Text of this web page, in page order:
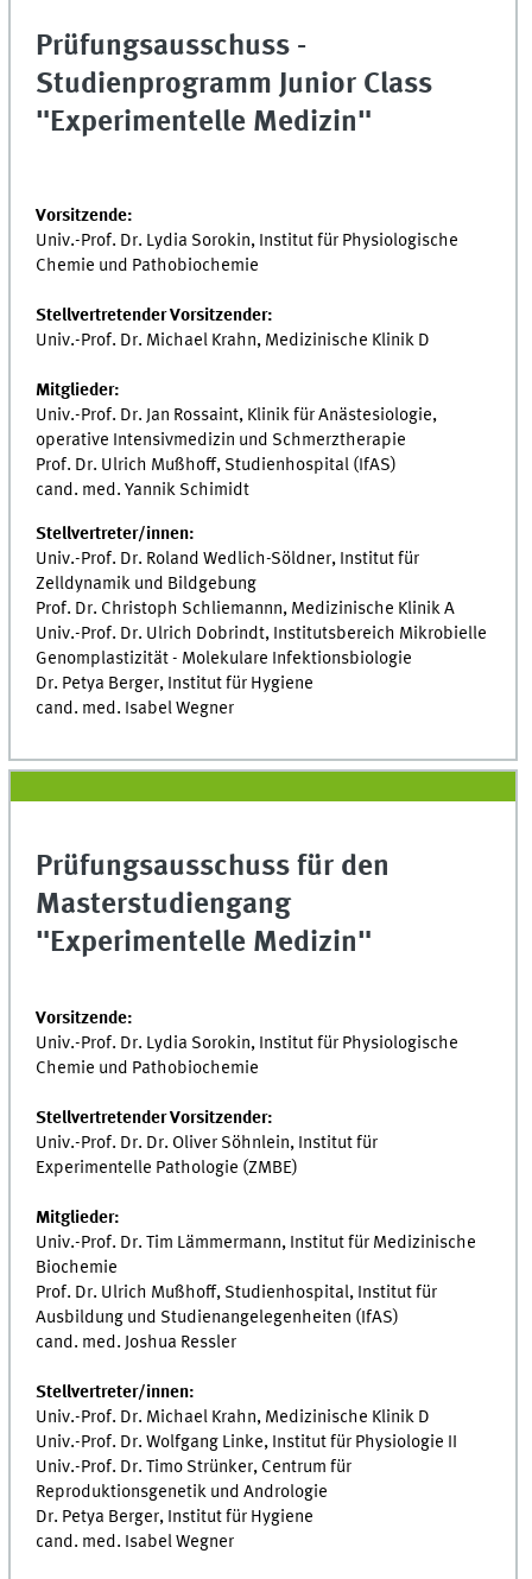
Prüfungsausschuss -
Studienprogramm Junior Class
"Experimentelle Medizin"
Vorsitzende:
Univ.-Prof. Dr. Lydia Sorokin, Institut für Physiologische
Chemie und Pathobiochemie
Stellvertretender Vorsitzender:
Univ.-Prof. Dr. Michael Krahn, Medizinische Klinik D
Mitglieder:
Univ.-Prof. Dr. Jan Rossaint, Klinik für Anästesiologie,
operative Intensivmedizin und Schmerztherapie
Prof. Dr. Ulrich Mußhoff, Studienhospital (IfAS)
cand. med. Yannik Schimidt
Stellvertreter/innen:
Univ.-Prof. Dr. Roland Wedlich-Söldner, Institut für
Zelldynamik und Bildgebung
Prof. Dr. Christoph Schliemannn, Medizinische Klinik A
Univ.-Prof. Dr. Ulrich Dobrindt, Institutsbereich Mikrobielle
Genomplastizität - Molekulare Infektionsbiologie
Dr. Petya Berger, Institut für Hygiene
cand. med. Isabel Wegner
Prüfungsausschuss für den
Masterstudiengang
"Experimentelle Medizin"
Vorsitzende:
Univ.-Prof. Dr. Lydia Sorokin, Institut für Physiologische
Chemie und Pathobiochemie
Stellvertretender Vorsitzender:
Univ.-Prof. Dr. Dr. Oliver Söhnlein, Institut für
Experimentelle Pathologie (ZMBE)
Mitglieder:
Univ.-Prof. Dr. Tim Lämmermann, Institut für Medizinische
Biochemie
Prof. Dr. Ulrich Mußhoff, Studienhospital, Institut für
Ausbildung und Studienangelegenheiten (IfAS)
cand. med. Joshua Ressler
Stellvertreter/innen:
Univ.-Prof. Dr. Michael Krahn, Medizinische Klinik D
Univ.-Prof. Dr. Wolfgang Linke, Institut für Physiologie II
Univ.-Prof. Dr. Timo Strünker, Centrum für
Reproduktionsgenetik und Andrologie
Dr. Petya Berger, Institut für Hygiene
cand. med. Isabel Wegner